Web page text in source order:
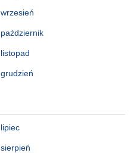
wrzesień
październik
listopad
grudzień
lipiec
sierpień